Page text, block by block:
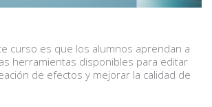
curso es que los alumnos aprendan a
herramientas disponibles para editar
de efectos y mejorar la calidad de